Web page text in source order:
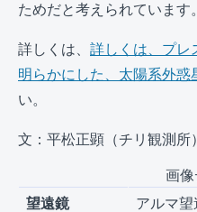
ためだと考えられています。
詳しくは、 詳しくは、プレ
明らかにした、太陽系外惑
い。
文：平松正顕（チリ観測所）
望遠鏡 アルマ
画像